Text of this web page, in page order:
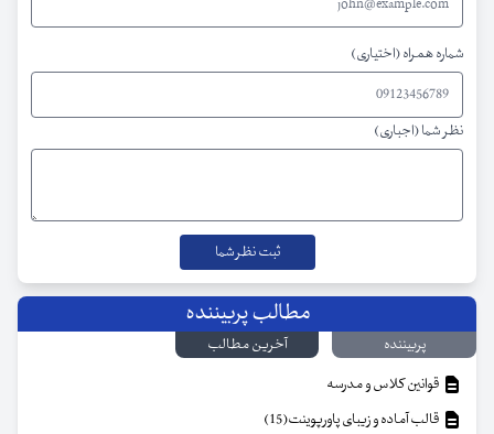
شماره همراه (اختیاری)
نظر شما (اجباری)
مطالب پربیننده
پربیننده
آخرین مطالب
قوانین کلاس و مدرسه
قالب آماده و زیبای پاورپوینت(15)